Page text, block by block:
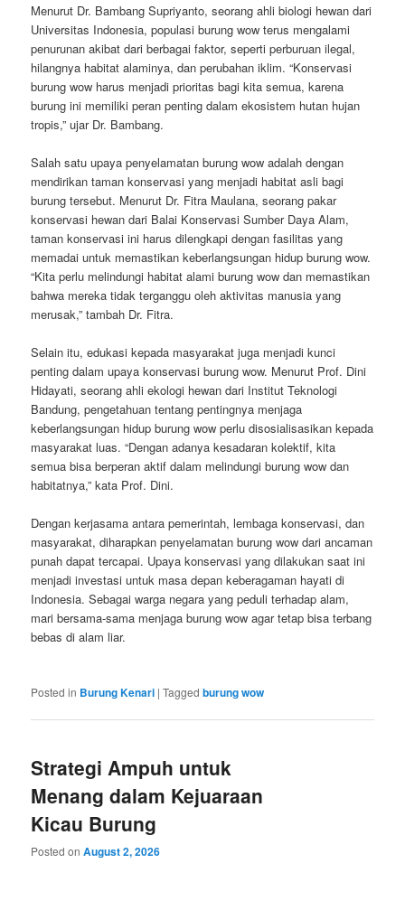
Menurut Dr. Bambang Supriyanto, seorang ahli biologi hewan dari
Universitas Indonesia, populasi burung wow terus mengalami
penurunan akibat dari berbagai faktor, seperti perburuan ilegal,
hilangnya habitat alaminya, dan perubahan iklim. “Konservasi
burung wow harus menjadi prioritas bagi kita semua, karena
burung ini memiliki peran penting dalam ekosistem hutan hujan
tropis,” ujar Dr. Bambang.
Salah satu upaya penyelamatan burung wow adalah dengan
mendirikan taman konservasi yang menjadi habitat asli bagi
burung tersebut. Menurut Dr. Fitra Maulana, seorang pakar
konservasi hewan dari Balai Konservasi Sumber Daya Alam,
taman konservasi ini harus dilengkapi dengan fasilitas yang
memadai untuk memastikan keberlangsungan hidup burung wow.
“Kita perlu melindungi habitat alami burung wow dan memastikan
bahwa mereka tidak terganggu oleh aktivitas manusia yang
merusak,” tambah Dr. Fitra.
Selain itu, edukasi kepada masyarakat juga menjadi kunci
penting dalam upaya konservasi burung wow. Menurut Prof. Dini
Hidayati, seorang ahli ekologi hewan dari Institut Teknologi
Bandung, pengetahuan tentang pentingnya menjaga
keberlangsungan hidup burung wow perlu disosialisasikan kepada
masyarakat luas. “Dengan adanya kesadaran kolektif, kita
semua bisa berperan aktif dalam melindungi burung wow dan
habitatnya,” kata Prof. Dini.
Dengan kerjasama antara pemerintah, lembaga konservasi, dan
masyarakat, diharapkan penyelamatan burung wow dari ancaman
punah dapat tercapai. Upaya konservasi yang dilakukan saat ini
menjadi investasi untuk masa depan keberagaman hayati di
Indonesia. Sebagai warga negara yang peduli terhadap alam,
mari bersama-sama menjaga burung wow agar tetap bisa terbang
bebas di alam liar.
Posted in Burung Kenari |Tagged burung wow
Strategi Ampuh untuk
Menang dalam Kejuaraan
Kicau Burung
Posted onAugust 2, 2026